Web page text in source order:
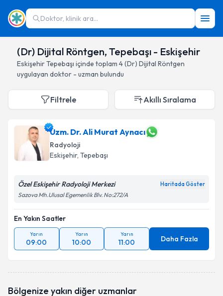
Doktor, klinik ara...
(Dr) Dijital Röntgen, Tepebaşı - Eskişehir
EskişehirTepebaşı içinde toplam 4(Dr) Dijital Röntgen
uygulayan doktor - uzman bulundu
Filtrele Akıllı Sıralama
Uzm. Dr. Ali Murat Aynacı
Radyoloji
Eskişehir, Tepebaşı
Özel Eskişehir Radyoloji Merkezi Haritada Göster
Sazova Mh.Ulusal Egemenlik Blv. No:272/A
En Yakın Saatler
Yarın
09:00
Yarın
10:00
Yarın
11:00 Daha Fazla
Bölgenize yakın diğer uzmanlar